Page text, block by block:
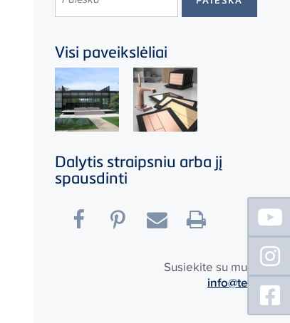
Visi paveikslėliai
Dalytis straipsniu arba jį
spausdinti
Susiekite su mumis:
info@tece.lt
Floating
Sidebar